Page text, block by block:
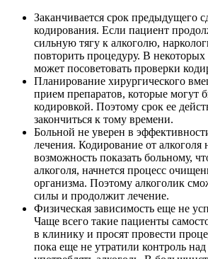
Заканчивается срок предыдущего
кодирования. Если пациент
сильную тягу к алкоголю,
повторить процедуру. В некоторых
может посоветовать проверки
Планирование хирургического
прием препаратов, которые могут
кодировкой. Поэтому срок ее
закончиться к тому времени.
Больной не уверен в
лечения. Кодирование от алкоголя
возможность показать больному,
алкоголя, начнется процесс
организма. Поэтому алкоголик
силы и продолжит лечение.
Физическая зависимость еще не
Чаще всего такие пациенты
в клинику и просят провести
пока еще не утратили контроль